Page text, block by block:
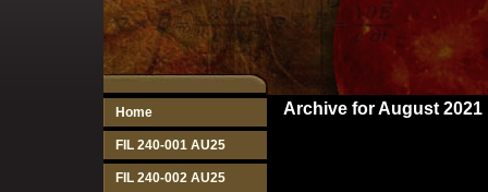
Home
FIL 240-001 AU25
FIL 240-002 AU25
Archive for August 2021